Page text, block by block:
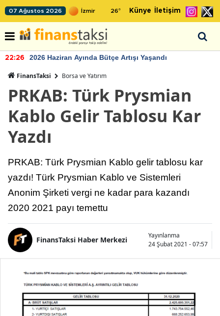
07 Ağustos 2026 26° Künye İletişim
22:26 2026 Haziran Ayında Bütçe Artışı Yaşandı
FinansTaksi Borsa ve Yatırım
PRKAB: Türk Prysmian
Kablo Gelir Tablosu Kar
Yazdı
PRKAB: Türk Prysmian Kablo gelir tablosu kar
yazdı! Türk Prysmian Kablo ve Sistemleri
Anonim Şirketi vergi ne kadar para kazandı
2020 2021 payı temettu
FinansTaksi Haber Merkezi
Yayınlanma
24 Şubat 2021 - 07:57